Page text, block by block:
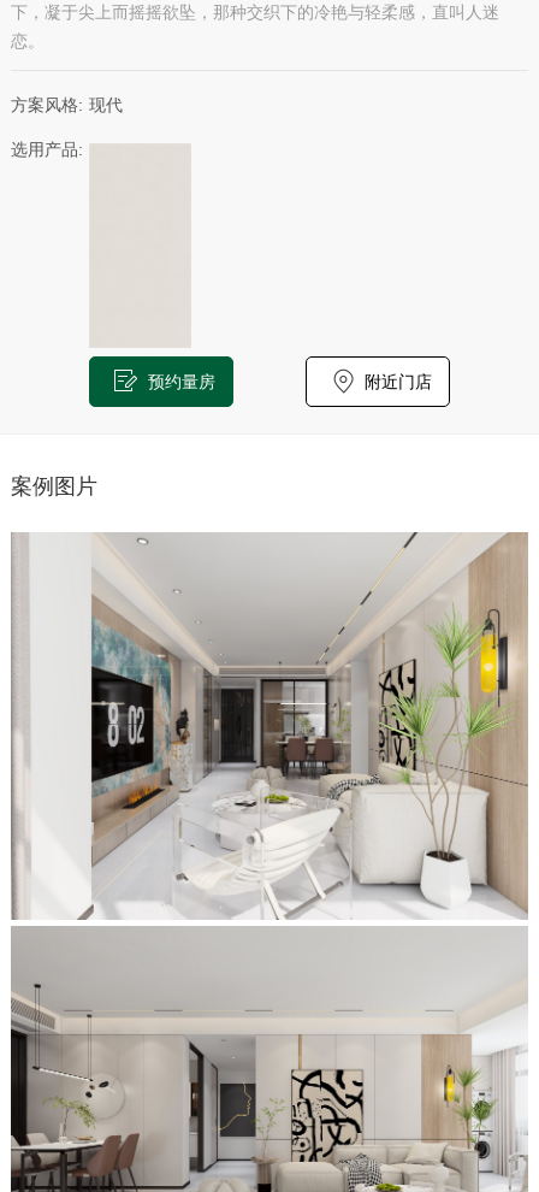
下，凝于尖上而摇摇欲坠，那种交织下的冷艳与轻柔感，直叫人迷
恋。
方案风格: 现代
选用产品:
预约量房 附近门店
案例图片